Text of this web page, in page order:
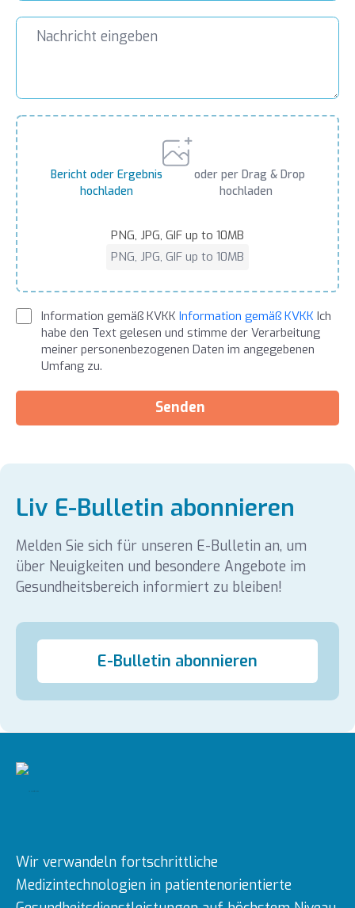
Bericht oder Ergebnis
hochladen
oder per Drag & Drop
hochladen
PNG, JPG, GIF up to 10MB
PNG, JPG, GIF up to 10MB
Information gemäß KVKK Information gemäß KVKK Ich
habe den Text gelesen und stimme der Verarbeitung
meiner personenbezogenen Daten im angegebenen
Umfang zu.
Senden
Liv E-Bulletin abonnieren
Melden Sie sich für unseren E-Bulletin an, um
über Neuigkeiten und besondere Angebote im
Gesundheitsbereich informiert zu bleiben!
E-Bulletin abonnieren
Wir verwandeln fortschrittliche
Medizintechnologien in patientenorientierte